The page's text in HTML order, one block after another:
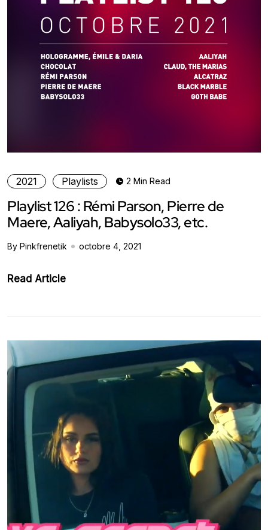
2021 Playlists 2 Min Read
Playlist 126 : Rémi Parson, Pierre de
Maere, Aaliyah, Babysolo33, etc.
By Pinkfrenetik octobre 4, 2021
Read Article